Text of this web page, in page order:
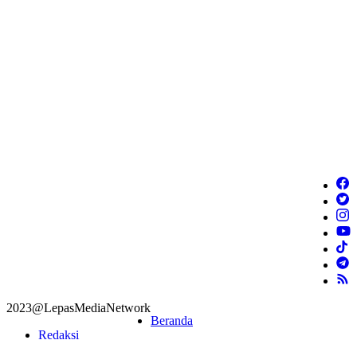
2023@LepasMediaNetwork
Beranda
Redaksi